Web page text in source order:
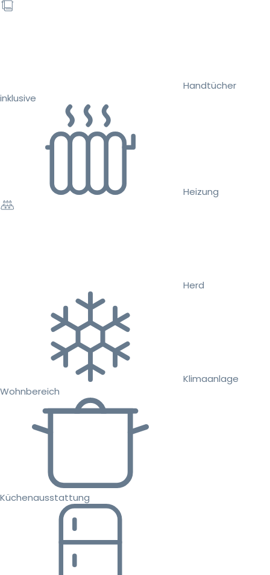
Handtücher
inklusive
Heizung
Herd
Klimaanlage
Wohnbereich
Küchenausstattung